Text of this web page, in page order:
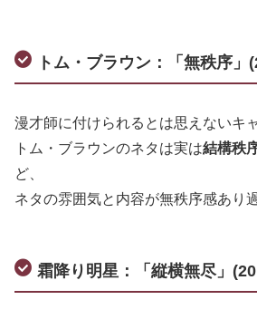
トム・ブラウン：「無秩序」
漫才師に付けられるとは思えないキ
トム・ブラウンのネタは実は結構秩
ど、
ネタの雰囲気と内容が無秩序感あり
霜降り明星：「縦横無尽」